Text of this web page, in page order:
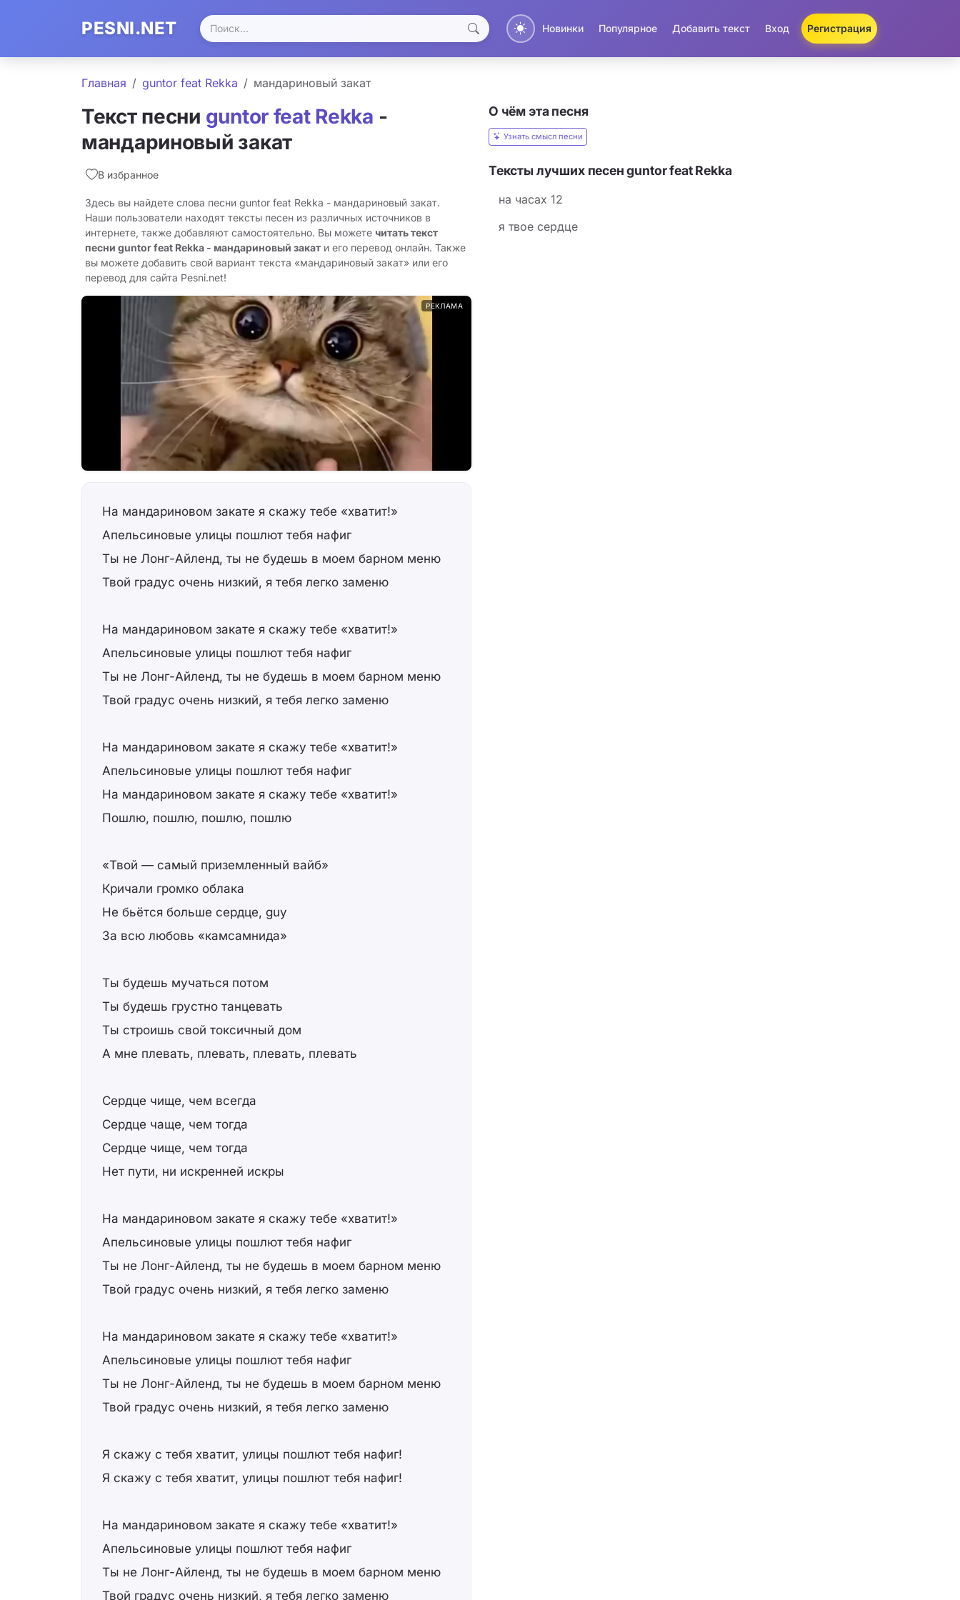
PESNI.NET Новинки Популярное Добавить текст Вход Регистрация
Главная guntor feat Rеkka мандариновый закат
Текст песни guntor feat Rеkka -
мандариновый закат
В избранное
Здесь вы найдете слова песни guntor feat Rеkka - мандариновый закат.
Наши пользователи находят тексты песен из различных источников в
интернете, также добавляют самостоятельно. Вы можете читать текст
песни guntor feat Rеkka - мандариновый закат и его перевод онлайн. Также
вы можете добавить свой вариант текста «мандариновый закат» или его
перевод для сайта Pesni.net!
РЕКЛАМА
На мандариновом закате я скажу тебе «хватит!»
Апельсиновые улицы пошлют тебя нафиг
Ты не Лонг-Айленд, ты не будешь в моем барном меню
Твой градус очень низкий, я тебя легко заменю
На мандариновом закате я скажу тебе «хватит!»
Апельсиновые улицы пошлют тебя нафиг
Ты не Лонг-Айленд, ты не будешь в моем барном меню
Твой градус очень низкий, я тебя легко заменю
На мандариновом закате я скажу тебе «хватит!»
Апельсиновые улицы пошлют тебя нафиг
На мандариновом закате я скажу тебе «хватит!»
Пошлю, пошлю, пошлю, пошлю
«Твой — самый приземленный вайб»
Кричали громко облака
Не бьётся больше сердце, guy
За всю любовь «камсамнида»
Ты будешь мучаться потом
Ты будешь грустно танцевать
Ты строишь свой токсичный дом
А мне плевать, плевать, плевать, плевать
Сердце чище, чем всегда
Сердце чаще, чем тогда
Сердце чище, чем тогда
Нет пути, ни искренней искры
На мандариновом закате я скажу тебе «хватит!»
Апельсиновые улицы пошлют тебя нафиг
Ты не Лонг-Айленд, ты не будешь в моем барном меню
Твой градус очень низкий, я тебя легко заменю
На мандариновом закате я скажу тебе «хватит!»
Апельсиновые улицы пошлют тебя нафиг
Ты не Лонг-Айленд, ты не будешь в моем барном меню
Твой градус очень низкий, я тебя легко заменю
Я скажу с тебя хватит, улицы пошлют тебя нафиг!
Я скажу с тебя хватит, улицы пошлют тебя нафиг!
На мандариновом закате я скажу тебе «хватит!»
Апельсиновые улицы пошлют тебя нафиг
Ты не Лонг-Айленд, ты не будешь в моем барном меню
Твой градус очень низкий, я тебя легко заменю
О чём эта песня
Узнать смысл песни
Тексты лучших песен guntor feat Rеkka
на часах 12
я твое сердце